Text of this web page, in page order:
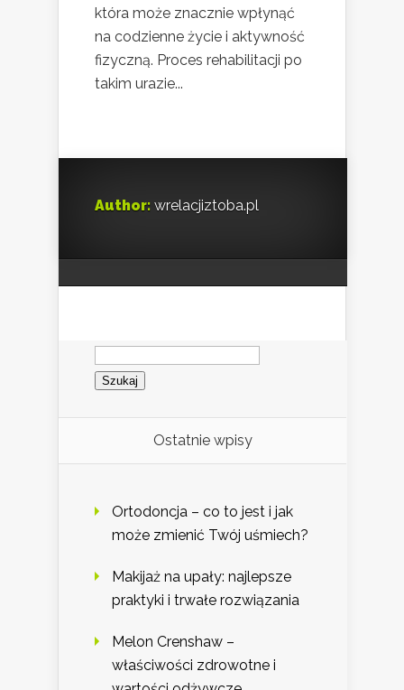
która może znacznie wpłynąć
na codzienne życie i aktywność
fizyczną. Proces rehabilitacji po
takim urazie...
Author: wrelacjiztoba.pl
Szukaj:
Ostatnie wpisy
Ortodoncja – co to jest i jak
może zmienić Twój uśmiech?
Makijaż na upały: najlepsze
praktyki i trwałe rozwiązania
Melon Crenshaw –
właściwości zdrowotne i